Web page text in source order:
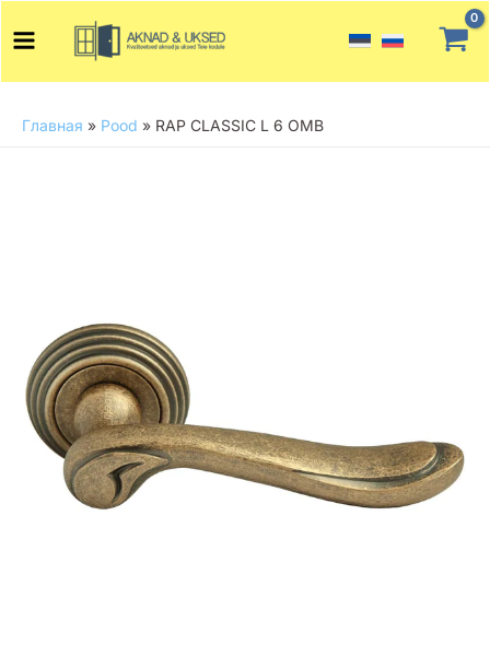
содержимому
Menu
Главная » Pood » RAP CLASSIC L 6 OMB
OMB